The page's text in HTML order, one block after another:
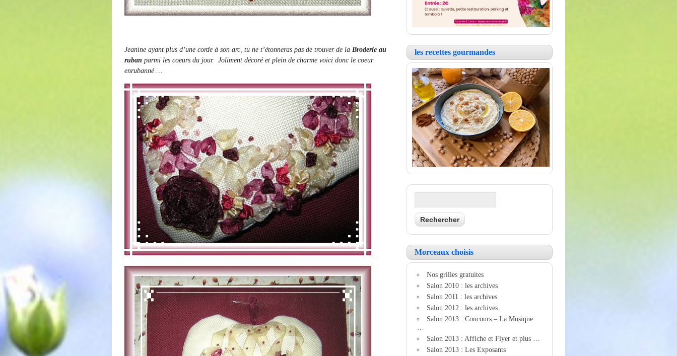
Jeanine ayant plus d’une corde à son arc, tu ne t’étonneras pas de trouver de la Broderie au
ruban parmi les coeurs du jour. Joliment décoré et plein de charme voici donc le coeur
enrubanné …
les recettes gourmandes
Morceaux choisis
Nos grilles gratuites
Salon 2010 : les archives
Salon 2011 : les archives
Salon 2012 : les archives
Salon 2013 : Concours – La Musique
Salon 2013 : Affiche et Flyer et plus …
Salon 2013 : Les Exposants